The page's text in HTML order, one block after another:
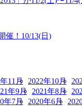
催！10/13(日)
11月 2022年10月
年9月 2021年8月
年7月 2020年6月